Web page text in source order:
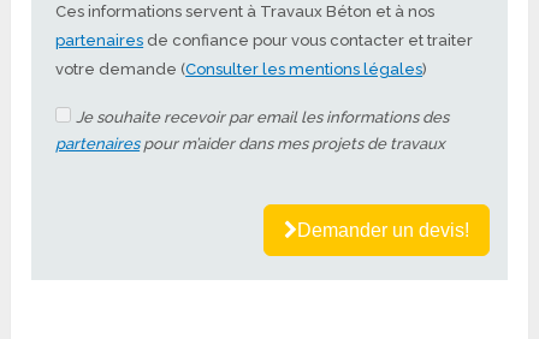
Ces informations servent à Travaux Béton et à nos
partenaires de confiance pour vous contacter et traiter
votre demande (Consulter les mentions légales)
Je souhaite recevoir par email les informations des
partenairespour m’aider dans mes projets de travaux
Demander un devis!